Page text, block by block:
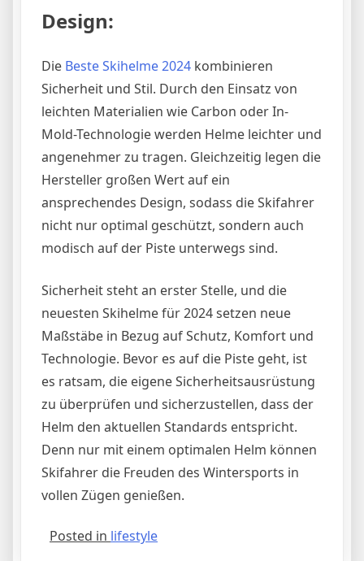
Design:
Die Beste Skihelme 2024 kombinieren
Sicherheit und Stil. Durch den Einsatz von
leichten Materialien wie Carbon oder In-
Mold-Technologie werden Helme leichter und
angenehmer zu tragen. Gleichzeitig legen die
Hersteller großen Wert auf ein
ansprechendes Design, sodass die Skifahrer
nicht nur optimal geschützt, sondern auch
modisch auf der Piste unterwegs sind.
Sicherheit steht an erster Stelle, und die
neuesten Skihelme für 2024 setzen neue
Maßstäbe in Bezug auf Schutz, Komfort und
Technologie. Bevor es auf die Piste geht, ist
es ratsam, die eigene Sicherheitsausrüstung
zu überprüfen und sicherzustellen, dass der
Helm den aktuellen Standards entspricht.
Denn nur mit einem optimalen Helm können
Skifahrer die Freuden des Wintersports in
vollen Zügen genießen.
Posted in lifestyle